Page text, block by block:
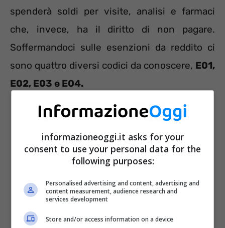
spenderà soldi per visite, analisi e farmaci
che, invece, ha il diritto di non pagare.
Soffermandoci sulle esenzioni da reddito ci
sono quattro diversi codici da conoscere, E01,
E02, E03 e E04.
informazioneoggi.it asks for your
consent to use your personal data for the
following purposes:
Personalised advertising and content, advertising and
content measurement, audience research and
services development
Store and/or access information on a device